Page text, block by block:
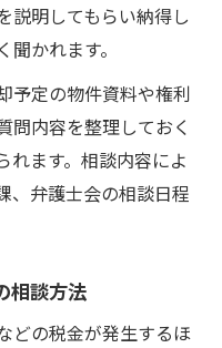
説明してもらい納得し
かれます。
予定の物件資料や権利
問内容を整理しておく
れます。相談内容によ
、弁護士会の相談日程
相談方法
どの税金が発生するほ